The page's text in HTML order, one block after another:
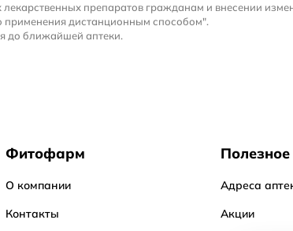
препаратов гражданам и внесении
применения дистанционным способом".
до ближайшей аптеки.
Фитофарм
О компании
Контакты
Полезное
Адреса
Акции